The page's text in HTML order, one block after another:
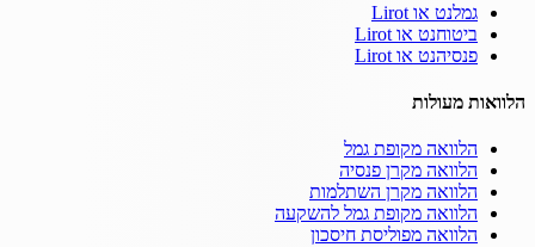
גמלנט או Lirot
ביטוחנט או Lirot
פנסיהנט או Lirot
הלוואות מעולות
הלוואה מקופת גמל
הלוואה מקרן פנסיה
הלוואה מקרן השתלמות
הלוואה מקופת גמל להשקעה
הלוואה מפוליסת חיסכון